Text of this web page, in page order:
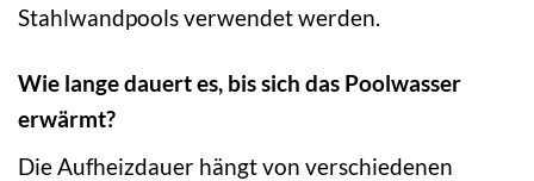
Stahlwandpools verwendet werden.
Wie lange dauert es, bis sich das Poolwasser
erwärmt?
Die Aufheizdauer hängt von verschiedenen